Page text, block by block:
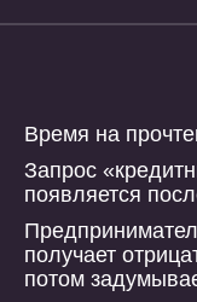
Время на
Запрос
появляется
получает
потом